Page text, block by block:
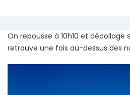
On repousse à 10h10 et décollage
retrouve une fois au-dessus des